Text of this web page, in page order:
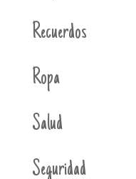
Recuerdos
Ropa
Salud
Seguridad